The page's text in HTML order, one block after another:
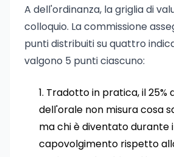
A dell'ordinanza, la griglia di
colloquio. La commissione
punti distribuiti su quattro
valgono 5 punti ciascuno:
Tradotto in pratica, il 25%
dell'orale non misura cosa
ma chi è diventato durante
capovolgimento rispetto